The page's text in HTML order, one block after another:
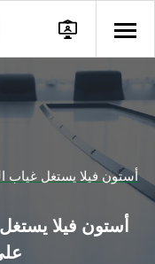
أستون فيلا يستغل غياب
أستون فيلا